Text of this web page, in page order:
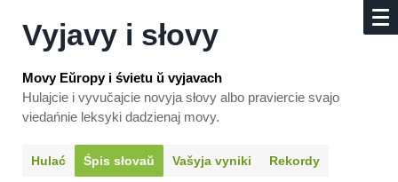
Vyjavy i słovy
Movy Eŭropy i śvietu ŭ vyjavach
Hulajcie i vyvučajcie novyja słovy albo praviercie svajo
viedańnie leksyki dadzienaj movy.
Hulać Śpis słovaŭ Vašyja vyniki Rekordy